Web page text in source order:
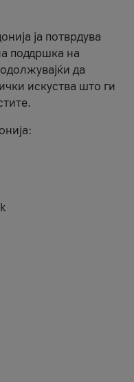
ја потврдува
поддршка на
да
искуства што ги